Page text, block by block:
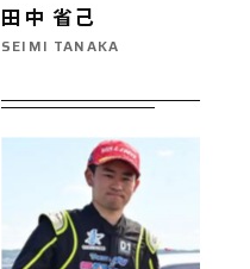
田中 省己
SEIMI TANAKA